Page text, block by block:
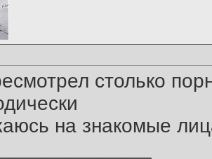
столько
на знакомые